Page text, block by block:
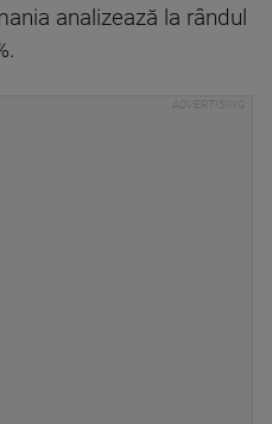
analizează la rândul